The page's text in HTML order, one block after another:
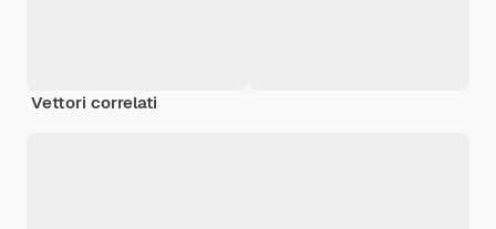
Vettori correlati